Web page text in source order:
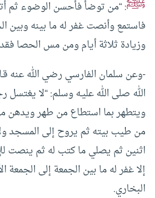
: “من توضأ فأحسن الوضوء ثم
فاستمع وأنصت غفر له ما بينه وبين
وزيادة ثلاثة أيام ومن مس الحصا
-وعن سلمان الفارسي رضي الله عنه
الله صلى الله عليـه وسلم: “لا
ويتطهر بما استطاع من طهر ويدهن
من طيب بيته ثم يروح إلى المسجد
اثنين ثم يصلي ما كتب له ثم ينصت
إلا غفر له ما بين الجمعة إلى الجمعة
البخاري.